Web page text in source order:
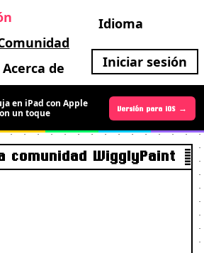
Acerca de
Idioma
Iniciar sesión
Versión para Android →
en iPad con Apple
un toque
Versión para iOS →
comunidad WigglyPaint